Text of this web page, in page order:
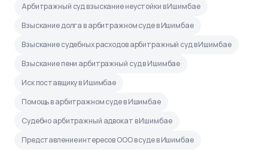
Арбитражный суд взыскание неустойки в Ишимбае
Взыскание долга в арбитражном суде в Ишимбае
Взыскание судебных расходов арбитражный суд в Ишимбае
Взыскание пени арбитражный суд в Ишимбае
Иск поставщику в Ишимбае
Помощь в арбитражном суде в Ишимбае
Судебно арбитражный адвокат в Ишимбае
Представление интересов ООО в суде в Ишимбае